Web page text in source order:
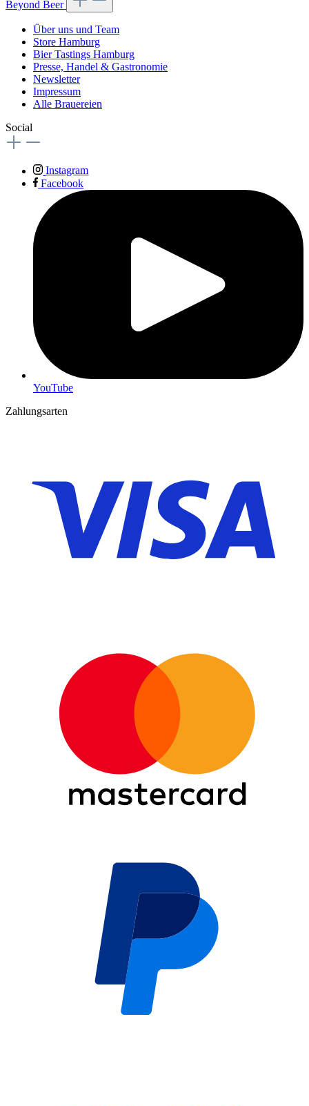
Beyond Beer
Über uns und Team
Store Hamburg
Bier Tastings Hamburg
Presse, Handel & Gastronomie
Newsletter
Impressum
Alle Brauereien
Social
Instagram
Facebook
YouTube
Zahlungsarten